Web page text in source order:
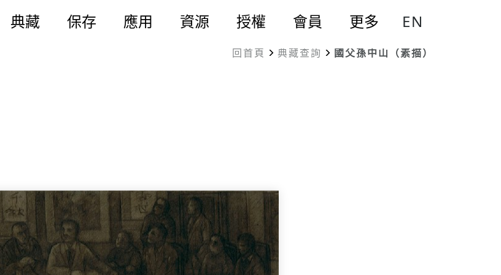
典藏 保存 應用 資源 授權 會員 更多 EN
回首頁 典藏查詢 國父孫中山（素描）